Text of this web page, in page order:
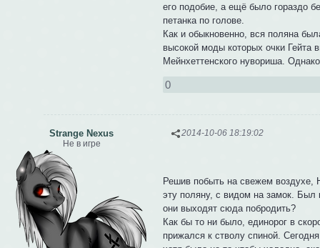
его подобие, а ещё было гораздо
петанка по голове.
Как и обыкновенно, вся поляна
высокой моды которых очки Гейта
Мейнхеттенского нувориша.
0
2014-10-06 18:19:02
Strange Nexus
Не в игре
Решив побыть на свежем воздухе,
эту поляну, с видом на замок. Был
они выходят сюда побродить?
Как бы то ни было, единорог в
прижался к стволу спиной.